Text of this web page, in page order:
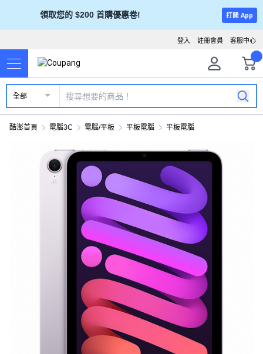
領取您的 $200 首購優惠卷! 打開 App
客服中心
註冊會員
登入
全部
酷澎首頁 電腦3C 電腦/平板 平板電腦 平板電腦